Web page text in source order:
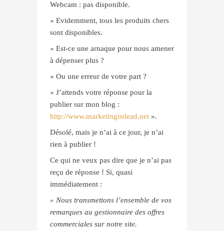
Webcam : pas disponible.
« Evidemment, tous les produits chers
sont disponibles.
« Est-ce une arnaque pour nous amener
à dépenser plus ?
« Ou une erreur de votre part ?
« J’attends votre réponse pour la
publier sur mon blog :
http://www.marketingisdead.net ».
Désolé, mais je n’ai à ce jour, je n’ai
rien à publier !
Ce qui ne veux pas dire que je n’ai pas
reçu de réponse ! Si, quasi
immédiatement :
« Nous transmettons l’ensemble de vos
remarques au gestionnaire des offres
commerciales sur notre site.